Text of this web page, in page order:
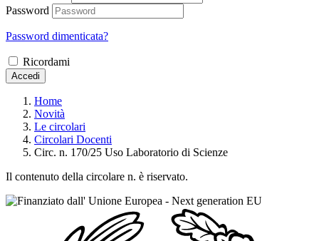
Password
Password dimenticata?
Ricordami
Accedi
Home
Novità
Le circolari
Circolari Docenti
Circ. n. 170/25 Uso Laboratorio di Scienze
Il contenuto della circolare n. è riservato.